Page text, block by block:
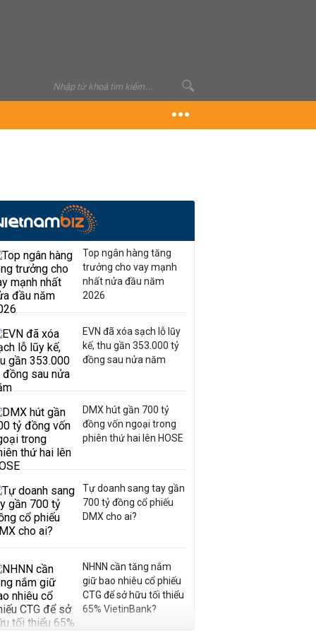
Top ngân hàng tăng
trưởng cho vay mạnh
nhất nửa đầu năm
2026
EVN đã xóa sạch lỗ lũy
kế, thu gần 353.000 tỷ
đồng sau nửa năm
DMX hút gần 700 tỷ
đồng vốn ngoại trong
phiên thứ hai lên HOSE
Tự doanh sang tay gần
700 tỷ đồng cổ phiếu
DMX cho ai?
NHNN cần tăng nắm
giữ bao nhiêu cổ phiếu
CTG để sở hữu tối thiểu
65% VietinBank?